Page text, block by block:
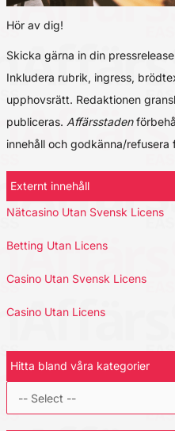
Hör av dig!
Skicka gärna in din
Inkludera rubrik, ingress,
upphovsrätt. Redaktionen
publiceras. Affärsstaden
innehåll och godkänna/refusera
Externt innehåll
Nätcasino Utan Svensk Licens
Betting Utan Licens
Casino Utan Svensk Licens
Casino Utan Licens
Hitta bland våra kategorier